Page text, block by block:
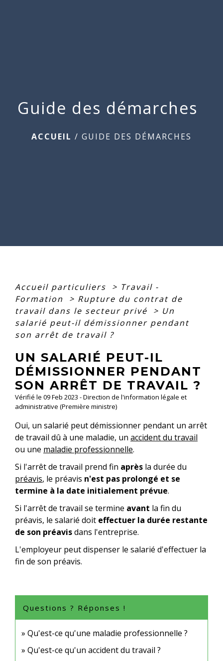
Guide des démarches
ACCUEIL / GUIDE DES DÉMARCHES
Accueil particuliers > Travail -
Formation
> Rupture du contrat de
travail dans le secteur privé
> Un
salarié peut-il démissionner pendant
son arrêt de travail ?
UN SALARIÉ PEUT-IL
DÉMISSIONNER PENDANT
SON ARRÊT DE TRAVAIL ?
Vérifié le 09 Feb 2023 - Direction de l'information légale et
administrative (Première ministre)
Oui, un salarié peut démissionner pendant un arrêt
de travail dû à une maladie, un accident du travail
ou une maladie professionnelle.
Si l'arrêt de travail prend fin après la durée du
préavis, le préavis n'est pas prolongé et se
termine à la date initialement prévue.
Si l'arrêt de travail se termine avant la fin du
préavis, le salarié doit effectuer la durée restante
de son préavisdans l'entreprise.
L'employeur peut dispenser le salarié d'effectuer la
fin de son préavis.
Questions ? Réponses !
Qu'est-ce qu'une maladie professionnelle ?
Qu'est-ce qu'un accident du travail ?